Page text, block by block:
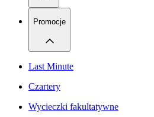
Promocje
Last Minute
Czartery
Wycieczki fakultatywne